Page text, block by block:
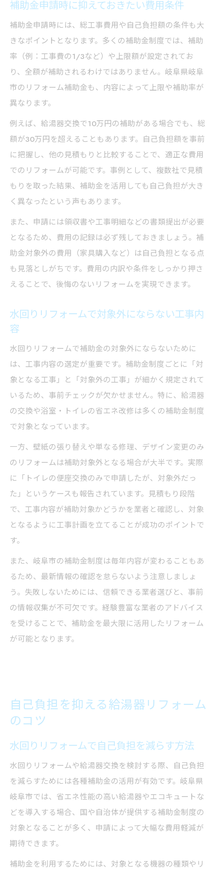
補助金申請時に抑えておきたい費用条件
補助金申請時には、総工事費用や自己負担額の条件も大
きなポイントとなります。多くの補助金制度では、補助
率（例：工事費の1/3など）や上限額が設定されてお
り、全額が補助されるわけではありません。岐阜県岐阜
市のリフォーム補助金も、内容によって上限や補助率が
異なります。
例えば、給湯器交換で10万円の補助がある場合でも、総
額が30万円を超えることもあります。自己負担額を事前
に把握し、他の見積もりと比較することで、適正な費用
でのリフォームが可能です。事例として、複数社で見積
もりを取った結果、補助金を活用しても自己負担が大き
く異なったという声もあります。
また、申請には領収書や工事明細などの書類提出が必要
となるため、費用の記録は必ず残しておきましょう。補
助金対象外の費用（家具購入など）は自己負担となる点
も見落としがちです。費用の内訳や条件をしっかり押さ
えることで、後悔のないリフォームを実現できます。
水回りリフォームで対象外にならない工事内
容
水回りリフォームで補助金の対象外にならないために
は、工事内容の選定が重要です。補助金制度ごとに「対
象となる工事」と「対象外の工事」が細かく規定されて
いるため、事前チェックが欠かせません。特に、給湯器
の交換や浴室・トイレの省エネ改修は多くの補助金制度
で対象となっています。
一方、壁紙の張り替えや単なる修理、デザイン変更のみ
のリフォームは補助対象外となる場合が大半です。実際
に「トイレの便座交換のみで申請したが、対象外だっ
た」というケースも報告されています。見積もり段階
で、工事内容が補助対象かどうかを業者と確認し、対象
となるように工事計画を立てることが成功のポイントで
す。
また、岐阜市の補助金制度は毎年内容が変わることもあ
るため、最新情報の確認を怠らないよう注意しましょ
う。失敗しないためには、信頼できる業者選びと、事前
の情報収集が不可欠です。経験豊富な業者のアドバイス
を受けることで、補助金を最大限に活用したリフォーム
が可能となります。
自己負担を抑える給湯器リフォーム
のコツ
水回りリフォームで自己負担を減らす方法
水回りリフォームや給湯器交換を検討する際、自己負担
を減らすためには各種補助金の活用が有効です。岐阜県
岐阜市では、省エネ性能の高い給湯器やエコキュートな
どを導入する場合、国や自治体が提供する補助金制度の
対象となることが多く、申請によって大幅な費用軽減が
期待できます。
補助金を利用するためには、対象となる機器の種類やリ